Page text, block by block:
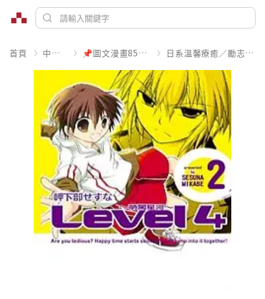
首頁 中文書 📌圖文漫畫85折起 日系溫馨療癒／勵志搞笑